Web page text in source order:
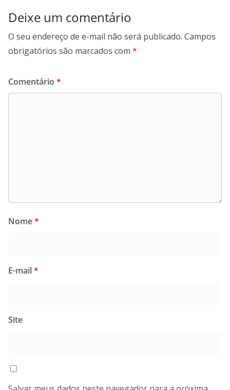
Deixe um comentário
O seu endereço de e-mail não será publicado. Campos
obrigatórios são marcados com *
Comentário *
Nome*
E-mail*
Site